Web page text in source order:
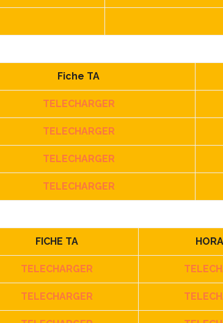
Fiche TA
TELECHARGER
TELECHARGER
TELECHARGER
TELECHARGER
FICHE TA
TELECHARGER
TELECHARGER